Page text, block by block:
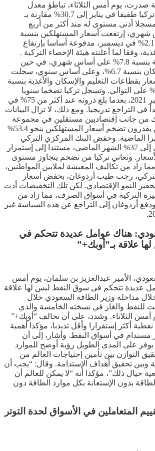
صدرت، يوم أمس الثلاثاء، تباطؤ معدل
التضخم السنوي في تركيا طفيفا في يناير إلى 30.7% مقارنة بـ
مسجلا أدنى مستوى له منذ أكثر من أربع
إرتفعت أسعار المستهلكين بنسبة
4.8%، متسارعة من 2.1% في ديسمبر، مدفوعة أساسا بإرتفاع
وفقا لما أعلنته هيئة الإحصاء التركية .
وقفزت أسعار الأغذية بنسبة 7.8% على أساس شهري، في حين
إرتفعت تكاليف الإسكان بنسبة 6.7%، وعلى أساس سنوي، سجلت
بقطاعات التعليم والإسكان والأغذية بنسبة
45.4%، 31.7% على التوالي. وتسجل تركيا تضخما سنويا
يفوق 30% منذ ديسمبر 2021، بعدما بلغ ذروته عند أكثر من 75% في
أن يبدأ في التراجع تدريجيا. ومع ذلك، لا تزال البيانات
من جانب إقتصاديين مستقلين في مجموعة
أبحاث التضخم، الذين يقدرون تضخم أسعار المستهلكين بنحو 53.4%
الماضية. وخفض البنك المركزي التركي
سعر الفائدة الرئيسي إلى 37% الشهر الماضي، مستندا إلى إستمرار
وتعاني تركيا من تضخم يتجاوز مستوى
منذ عام 2019، مما زاد من تكاليف المعيشة لملايين المواطنين،
رجب طيب أردوغان، بخفض أسعار
النمو الإقتصادي. لكن تلك التخفيضات أدت
التركية في أسواق الصرف، مما زاد من
أردوغان إلى التراجع عن هذه السياسة غير
هناك عوامل عديدة تتحكم في
علاقة بـ”أوبك+”
الأمير عبدالعزيز بن سلمان، يوم أمس
عديدة تتحكم في سوق النفط ليس لها علاقة
مداخلة وزير الطاقة السعودي خلال
للنفط والغاز في نسخته الخامسة والذي
أمس الثلاثاء. وشدد، على أن تحالف “أوبك+”
أكثر إستقرارا وأقل تذبذبا، مؤكدا أهمية
مستدام في أسواق النفط. وأشار، إلى أن
على المدى الطويل رؤية أوضح للموارد
التوازن بين تأمين إحتياجات العالم من
وبين تحقيق أهداف الإستدامة. وقال: “يجب أن
حيال ذلك”، مؤكدا أنه “لا يمكن للعالم أن
بدون الإستعانة بكل موارد الطاقة دون
المتعاملين في الأسواق لحدة التوتر